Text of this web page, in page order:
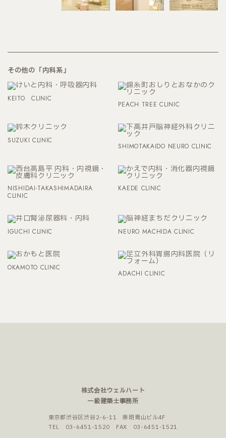
その他の「内科系」
KEITO CLINIC
PEACH TREE CLINIC
SUZUKI CLINIC
SHIMOTAKAIDO NEURO CLINIC
NISHIDAI-TAKASHIMADAIRA
CLINIC
KAEDE CLINIC
IGUCHI CLINIC NEURO MACHIDA CLINIC
OKAMOTO CLINIC
ADACHI CLINIC
株式会社ウェルハート
一級建築士事務所
東京都渋谷区渋谷2-6-11 泰明青山ビル4F
TEL 03-6451-1520 FAX 03-6451-1521